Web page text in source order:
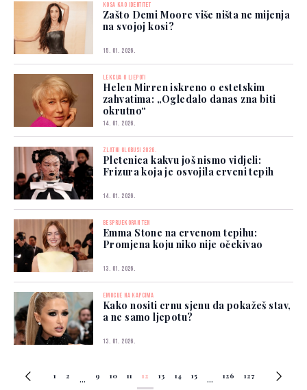
KOSA KAO IDENTITET
Zašto Demi Moore više ništa ne mijenja
na svojoj kosi?
15. 01. 2026.
LEKCIJA O LJEPOTI
Helen Mirren iskreno o estetskim
zahvatima: „Ogledalo danas zna biti
okrutno“
14. 01. 2026.
ZLATNI GLOBUSI 2026.
Pletenica kakvu još nismo vidjeli:
Frizura koja je osvojila crveni tepih
14. 01. 2026.
BESPRIJEKORAN TEN
Emma Stone na crvenom tepihu:
Promjena koju niko nije očekivao
13. 01. 2026.
EMOCIJE NA KAPCIMA
Kako nositi crnu sjenu da pokažeš stav,
a ne samo ljepotu?
13. 01. 2026.
1 2 ... 9 10 11 12 13 14 15 ... 126 127